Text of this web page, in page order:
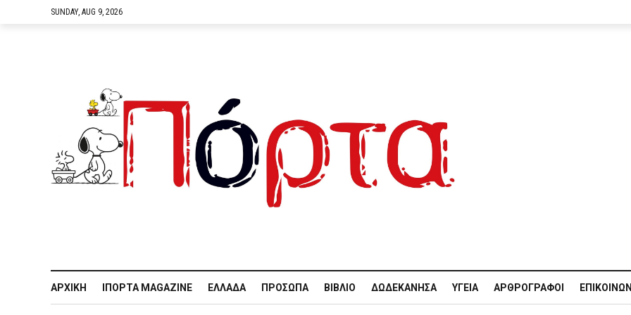
SUNDAY, AUG 9, 2026
ΑΡΧΙΚΉ IΠΌΡΤΑ MAGAZINE ΕΛΛΆΔΑ ΠΡΌΣΩΠΑ ΒΙΒΛΊΟ ΔΩΔΕΚΆΝΗΣΑ ΥΓΕΊΑ ΑΡΘΡΟΓΡΆΦΟΙ